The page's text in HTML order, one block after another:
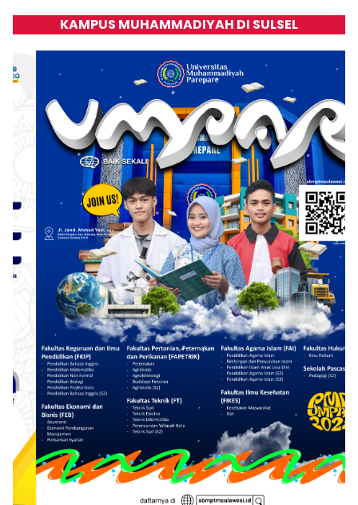
KAMPUS MUHAMMADIYAH DI SULSEL